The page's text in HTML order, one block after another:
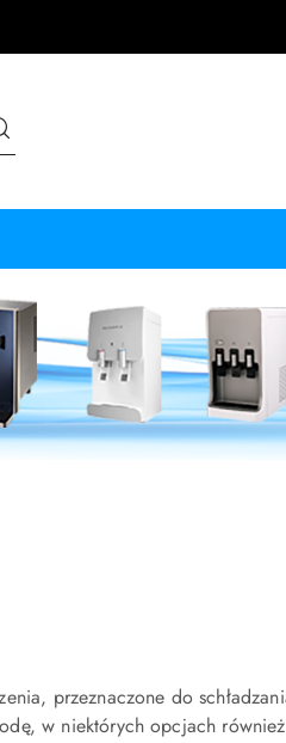
przeznaczone do
w niektórych opcjach